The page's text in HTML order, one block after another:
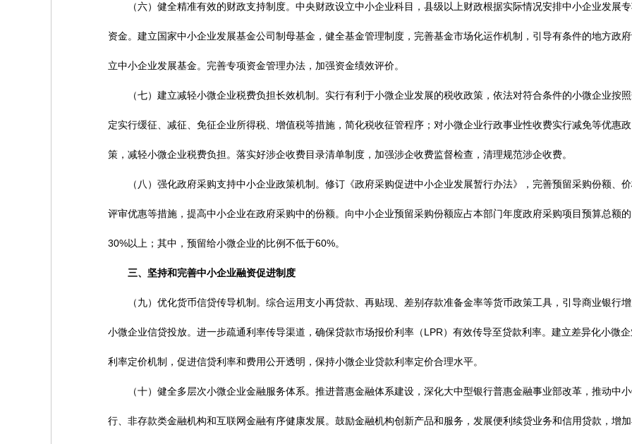
（六）健全精准有效的财政支持制度。中央财政设立中小企业科目，县级以上财政根据实际情况安排中小企业发展
资金。建立国家中小企业发展基金公司制母基金，健全基金管理制度，完善基金市场化运作机制，引导有条件的地方政
立中小企业发展基金。完善专项资金管理办法，加强资金绩效评价。
（七）建立减轻小微企业税费负担长效机制。实行有利于小微企业发展的税收政策，依法对符合条件的小微企业按
定实行缓征、减征、免征企业所得税、增值税等措施，简化税收征管程序；对小微企业行政事业性收费实行减免等优惠政
策，减轻小微企业税费负担。落实好涉企收费目录清单制度，加强涉企收费监督检查，清理规范涉企收费。
（八）强化政府采购支持中小企业政策机制。修订《政府采购促进中小企业发展暂行办法》，完善预留采购份额、
评审优惠等措施，提高中小企业在政府采购中的份额。向中小企业预留采购份额应占本部门年度政府采购项目预算总额的
30%以上；其中，预留给小微企业的比例不低于60%。
三、坚持和完善中小企业融资促进制度
（九）优化货币信贷传导机制。综合运用支小再贷款、再贴现、差别存款准备金率等货币政策工具，引导商业银行
小微企业信贷投放。进一步疏通利率传导渠道，确保贷款市场报价利率（LPR）有效传导至贷款利率。建立差异化小微企
利率定价机制，促进信贷利率和费用公开透明，保持小微企业贷款利率定价合理水平。
（十）健全多层次小微企业金融服务体系。推进普惠金融体系建设，深化大中型银行普惠金融事业部改革，推动中
行、非存款类金融机构和互联网金融有序健康发展。鼓励金融机构创新产品和服务，发展便利续贷业务和信用贷款，增